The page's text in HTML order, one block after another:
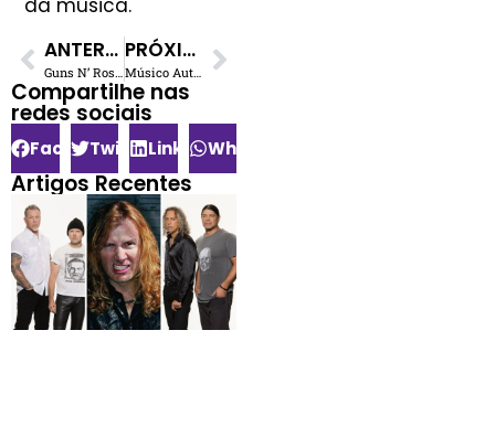
da música.
ANTERIOR
Guns N’ Roses: Slash dá pistas sobre o aguardado novo álbum
PRÓXIMO
Músico Autoral em Eventos? Uma Nova Fonte de Receita na Carreira
Compartilhe nas
redes sociais​
FacebookTwitterLinkedInWhatsApp
Artigos Recentes